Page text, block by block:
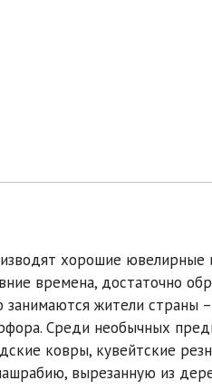
хорошие
времена, достаточно
жители страны
Среди необычных
ковры, кувейтские
вырезанную из